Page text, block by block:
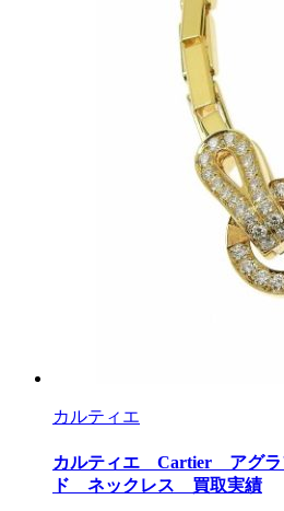
カルティエ
カルティエ Cartier アグ
ド ネックレス 買取実績